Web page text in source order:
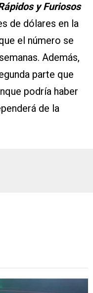
y Furiosos
de dólares en la
el número se
Además,
parte que
podría haber
de la